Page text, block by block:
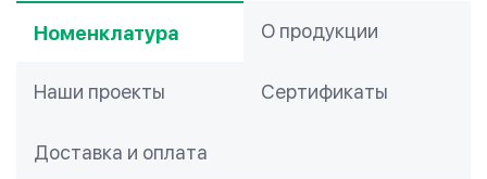
Номенклатура О продукции
Наши проекты Сертификаты
Доставка и оплата